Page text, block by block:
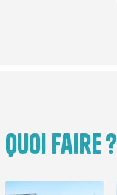
Quoi faire ?
Image